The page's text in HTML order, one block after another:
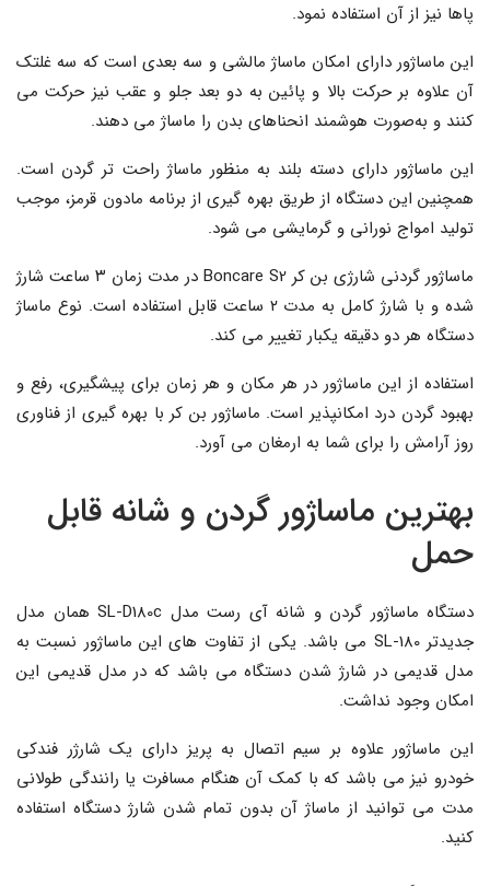
پاها نیز از آن استفاده نمود.
این ماساژور دارای امکان ماساژ مالشی و سه بعدی است که سه غلتک
آن علاوه بر حرکت بالا و پائین به دو بعد جلو و عقب نیز حرکت می
کنند و به‌صورت هوشمند انحناهای بدن را ماساژ می دهند.
این ماساژور دارای دسته بلند به منظور ماساژ راحت تر گردن است.
همچنین این دستگاه از طریق بهره گیری از برنامه مادون قرمز، موجب
تولید امواج نورانی و گرمایشی می شود.
ماساژور گردنی شارژی بن کر Boncare S2 در مدت زمان ۳ ساعت شارژ
شده و با شارژ کامل به مدت ۲ ساعت قابل استفاده است. نوع ماساژ
دستگاه هر دو دقیقه یکبار تغییر می کند.
استفاده از این ماساژور در هر مکان و هر زمان برای پیشگیری، رفع و
بهبود گردن درد امکانپذیر است. ماساژور بن کر با بهره گیری از فناوری
روز آرامش را برای شما به ارمغان می آورد.
بهترین ماساژور گردن و شانه قابل
حمل
دستگاه ماساژور گردن و شانه آی رست مدل SL-D180c همان مدل
جدیدتر SL-180 می باشد. یکی از تفاوت های این ماساژور نسبت به
مدل قدیمی در شارژ شدن دستگاه می باشد که در مدل قدیمی این
امکان وجود نداشت.
این ماساژور علاوه بر سیم اتصال به پریز دارای یک شارژر فندکی
خودرو نیز می باشد که با کمک آن هنگام مسافرت یا رانندگی طولانی
مدت می توانید از ماساژ آن بدون تمام شدن شارژ دستگاه استفاده
کنید.